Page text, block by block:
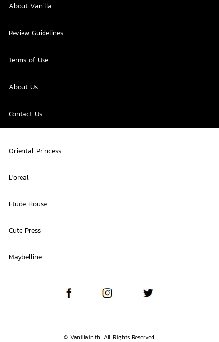
About Vanilla
Review Guidelines
Terms of Use
About Us
Contact Us
Oriental Princess
L'oreal
Etude House
Cute Press
Maybelline
© Vanilla.in.th. All Rights Reserved.